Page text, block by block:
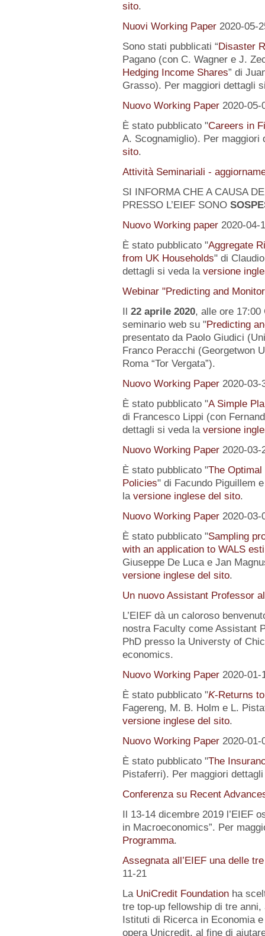
sito.
Nuovi Working Paper 2020-05-
Sono stati pubblicati “Disaster
Pagano (con C. Wagner e J.
Hedging Income Shares” di
Grasso). Per maggiori dettagli
Nuovo Working Paper 2020-05-
È stato pubblicato "Careers in
A. Scognamiglio). Per
sito.
Attività Seminariali -
SI INFORMA CHE A CAUSA
PRESSO L’EIEF SONO
Nuovo Working paper 2020-04-
È stato pubblicato "Aggregate
from UK Households" di
dettagli si veda la versione
Webinar "Predicting and
Il 22 aprile 2020, alle ore 17:00
seminario web su "Predicting
presentato da Paolo Giudici
Franco Peracchi (Georgetwon
Roma “Tor Vergata”).
Nuovo Working Paper 2020-03-
È stato pubblicato "A Simple
di Francesco Lippi (con
dettagli si veda la versione
Nuovo Working Paper 2020-03-
È stato pubblicato "The Optimal
Policies" di Facundo Piguillem
la versione inglese del sito.
Nuovo Working Paper 2020-03-
È stato pubblicato "Sampling
with an application to WALS
Giuseppe De Luca e Jan
versione inglese del sito.
Un nuovo Assistant Professor
L’EIEF dà un caloroso
nostra Faculty come Assistant
PhD presso la Universty of
economics.
Nuovo Working Paper 2020-01-
È stato pubblicato "K-Returns
Fagereng, M. B. Holm e L.
versione inglese del sito.
Nuovo Working Paper 2020-01-
È stato pubblicato "The
Pistaferri). Per maggiori
Conferenza su Recent
Il 13-14 dicembre 2019 l’EIEF
in Macroeconomics”. Per
Programma.
Assegnata all’EIEF una delle
11-21
La UniCredit Foundationha
tre top-up fellowship di tre
Istituti di Ricerca in Economia
opera Unicredit, al fine di